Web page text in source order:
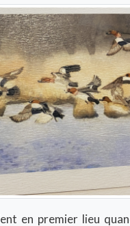
en premier lieu